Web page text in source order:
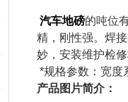
汽车地磅的吨位
精，刚性强。焊
妙，安装维护
*规格参数：宽度
产品图片简介：